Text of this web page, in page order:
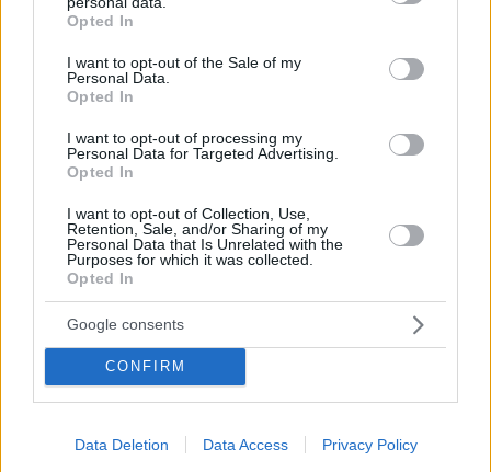
grant or deny consent to Google and its third-party tags to
use your data for below specified purposes in below Google
consent section.
Opted In
I want to opt-out of the Sale of my
Personal Data.
Opted In
I want to opt-out of processing my
Personal Data for Targeted Advertising.
Opted In
I want to opt-out of Collection, Use,
Retention, Sale, and/or Sharing of my
Personal Data that Is Unrelated with the
Purposes for which it was collected.
Opted In
Google consents
CONFIRM
Data Deletion Data Access Privacy Policy
ισχύουν μέχρι την Παρασκευή 15/01/2021,
οπότε και θα συνεδριάσει η Εθνική Επιτροπή
Προστασίας της Δημόσιας Υγείας έναντι του
επιδημιολογικών δεδομένων.
Ειδήσεις σήμερα
Μόσιαλος: Σε 10 ημέρες θα ξέρουμε αν πάμε
σε άρση της αυστηροποίησης των μέτρων
Ακάρ: «Κατάπιε» τις απειλές προς την Ελλάδα
μπροστά στον Γερμανό πρεσβευτή, αλλά...